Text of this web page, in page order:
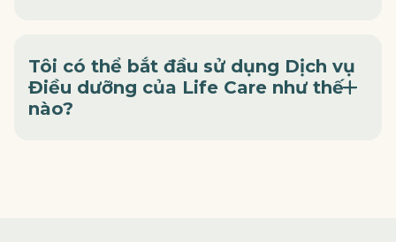
Tôi có thể bắt đầu sử dụng Dịch vụ
Điều dưỡng của Life Care như thế
nào?